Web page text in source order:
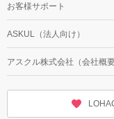
お客様サポート
ASKUL（法人向け）
アスクル株式会社（会社概要